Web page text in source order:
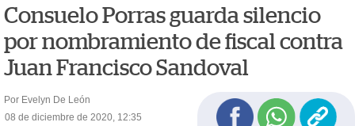
Consuelo Porras guarda silencio
por nombramiento de fiscal contra
Juan Francisco Sandoval
Por Evelyn De León
08 de diciembre de 2020, 12:35